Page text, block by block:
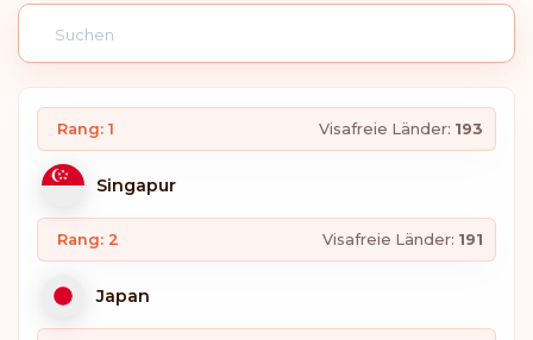
Rang: 1 Visafreie Länder: 193
Singapur
Rang: 2 Visafreie Länder: 191
Japan